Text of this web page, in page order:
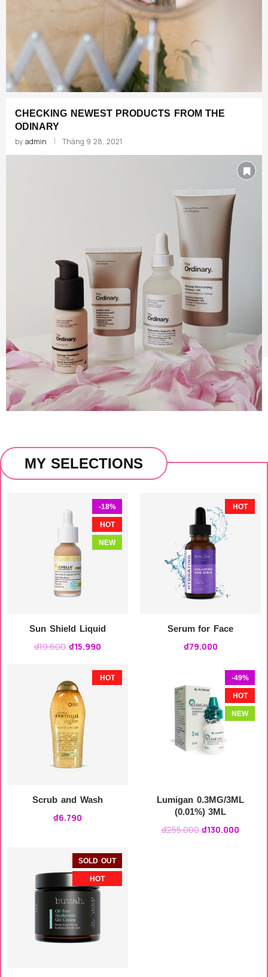
CHECKING NEWEST PRODUCTS FROM THE
ODINARY
by admin Tháng 9 28, 2021
MY SELECTIONS
-18%
HOT
NEW
Sun Shield Liquid
₫19.600 ₫15.990
HOT
Serum for Face
₫79.000
HOT
Scrub and Wash
₫6.790
-49%
HOT
NEW
Lumigan 0.3MG/3ML
(0.01%) 3ML
₫255.000 ₫130.000
SOLD OUT
HOT